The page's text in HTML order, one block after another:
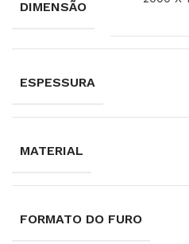
DIMENSÃO
ESPESSURA
MATERIAL
FORMATO DO FURO